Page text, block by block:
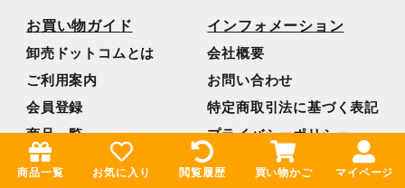
お買い物ガイド
卸売ドットコムとは
ご利用案内
会員登録
商品一覧
取扱いメーカー様
インフォメーション
会社概要
お問い合わせ
特定商取引法に基づく表記
プライバシーポリシー
ご利用規約
商品一覧 お気に入り 閲覧履歴 買い物かご マイページ